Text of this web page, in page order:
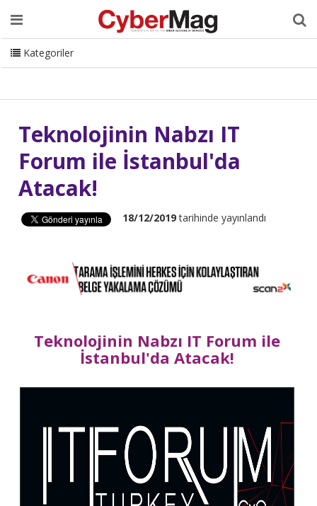
Ana Sayfa Hakkımızda Dergi Editörden
Danışmanlık
ISC Turkey Sizden Gelenler
İletişim
CyberMag Logo
Kategoriler
Teknolojinin Nabzı IT
Forum ile İstanbul'da
Atacak!
18/12/2019tarihinde yayınlandı
Teknolojinin Nabzı IT Forum ile
İstanbul'da Atacak!